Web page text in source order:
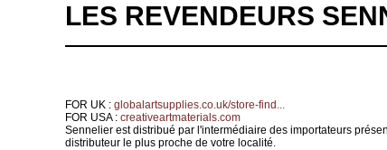
LES REVENDEURS
FOR UK : globalartsupplies.co.uk/store-find...
FOR USA : creativeartmaterials.com
Sennelier est distribué par l'intermédiaire des importateurs
distributeur le plus proche de votre localité.